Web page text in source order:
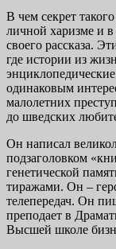
В чем секрет
личной харизме и
своего рассказа.
где истории из
одинаковым
малолетних
до шведских
Он написал
подзаголовком
генетической
тиражами. Он –
телепередач. Он
преподает в
Высшей школе